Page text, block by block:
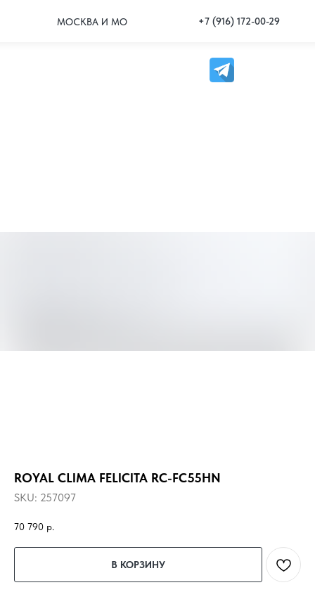
МОСКВА И МО +7 (916) 172-00-29
ROYAL CLIMA FELICITA RC-FC55HN
SKU: 257097
70 790 р.
В КОРЗИНУ